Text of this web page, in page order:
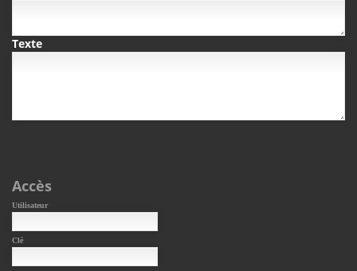
Texte
Accès
Utilisateur
Clé